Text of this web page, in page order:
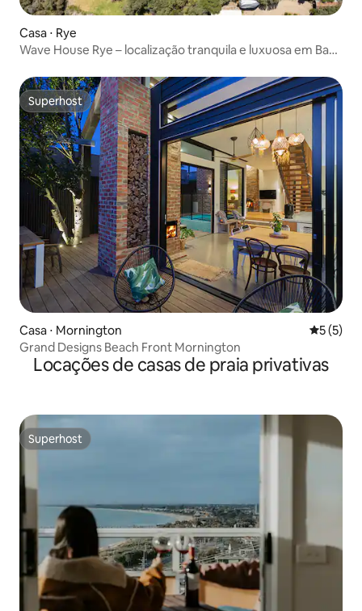
Casa ⋅ Rye
Wave House Rye – localização tranquila e luxuosa em Back
Superhost
Superhost
Casa ⋅ Mornington 5 de
5 (5)
Grand Designs Beach Front Mornington
Locações de casas de praia privativas
Superhost
Superhost